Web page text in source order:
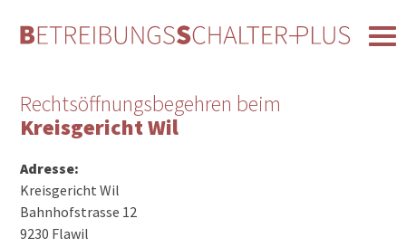
Rechtsöffnungsbegehren beim
Kreisgericht Wil
Adresse:
Kreisgericht Wil
Bahnhofstrasse 12
9230 Flawil